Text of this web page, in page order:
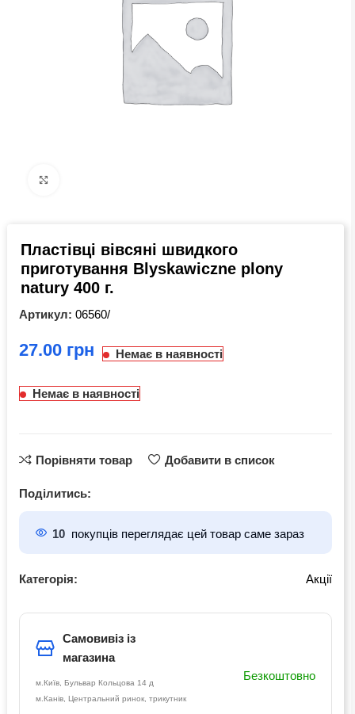
Пластівці вівсяні швидкого
приготування Blyskawiczne plony
natury 400 г.
Артикул: 06560/
грн Немає в наявності
Немає в наявності
Порівняти товар Добавити в список
Поділитись:
10 покупців переглядає цей товар саме зараз
Категорія: Акції
Самовивіз із
магазина
м.Київ, Бульвар Кольцова 14 д
м.Канів, Центральний ринок, трикутник
Безкоштовно